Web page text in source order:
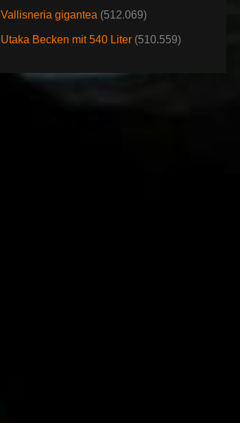
Vallisneria gigantea (512.069)
Utaka Becken mit 540 Liter (510.559)